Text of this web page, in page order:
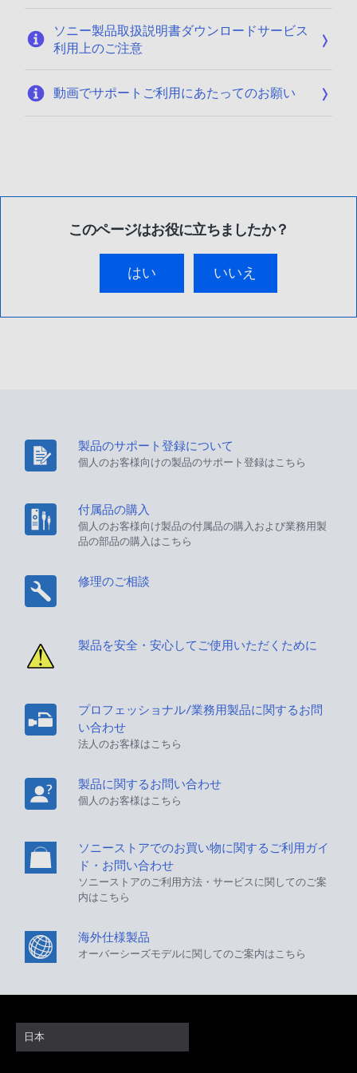
ソニー製品取扱説明書ダウンロードサービス
利用上のご注意
動画でサポートご利用にあたってのお願い
このページはお役に立ちましたか？
はい いいえ
製品のサポート登録について
個人のお客様向けの製品のサポート登録はこちら
付属品の購入
個人のお客様向け製品の付属品の購入および業務用製
品の部品の購入はこちら
修理のご相談
製品を安全・安心してご使用いただくために
プロフェッショナル/業務用製品に関するお問
い合わせ
法人のお客様はこちら
製品に関するお問い合わせ
個人のお客様はこちら
ソニーストアでのお買い物に関するご利用ガイ
ド・お問い合わせ
ソニーストアのご利用方法・サービスに関してのご案
内はこちら
海外仕様製品
オーバーシーズモデルに関してのご案内はこちら
日本